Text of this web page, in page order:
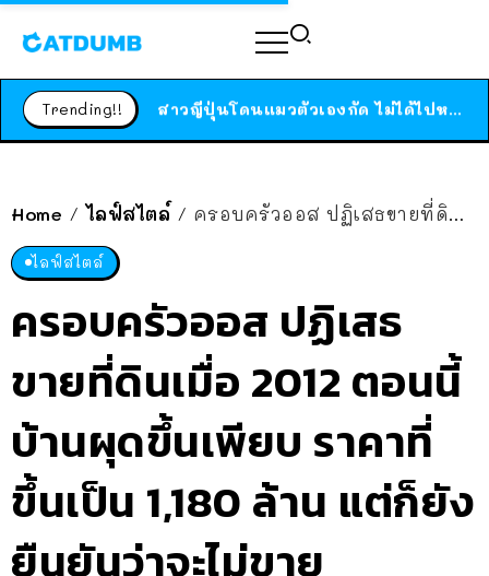
Trending!! ได้เวลาเด็กหนวดรวมตัว RF Online Next เปิดให้เล่นแล้ว เกม Sci-Fi MMORPG ระดับตำนาน เล่นได้ทั้งมือถือและ PC
Home / ไลฟ์สไตล์ / ครอบครัวออส ปฏิเสธขายที่ดินเมื่อ 2012 ตอนนี้บ้านผุดขึ้นเพียบ ราคาที่ขึ้นเป็น 1,180 ล้าน แต่ก็ยังยืนยันว่าจะไม่ขาย
ไลฟ์สไตล์
ครอบครัวออส ปฏิเสธ
ขายที่ดินเมื่อ 2012 ตอนนี้
บ้านผุดขึ้นเพียบ ราคาที่
ขึ้นเป็น 1,180 ล้าน แต่ก็ยัง
ยืนยันว่าจะไม่ขาย